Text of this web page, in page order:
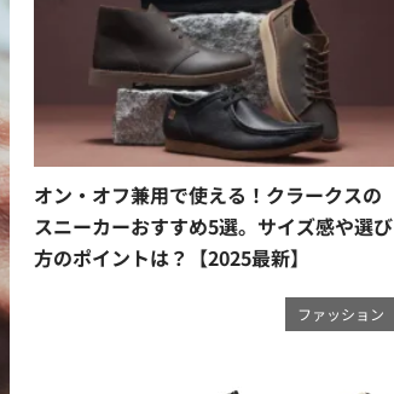
オン・オフ兼用で使える！クラークスの
スニーカーおすすめ5選。サイズ感や選び
方のポイントは？【2025最新】
ファッション